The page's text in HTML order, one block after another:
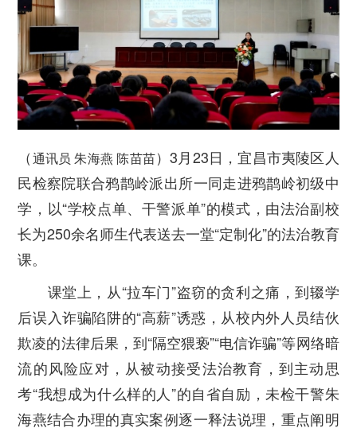
（通讯员 朱海燕 陈苗苗）3月23日，宜昌市夷陵区人
民检察院联合鸦鹊岭派出所一同走进鸦鹊岭初级中
学，以“学校点单、干警派单”的模式，由法治副校
长为250余名师生代表送去一堂“定制化”的法治教育
课。
课堂上，从“拉车门”盗窃的贪利之痛，到辍学
后误入诈骗陷阱的“高薪”诱惑，从校内外人员结伙
欺凌的法律后果，到“隔空猥亵”“电信诈骗”等网络暗
流的风险应对，从被动接受法治教育，到主动思
考“我想成为什么样的人”的自省自励，未检干警朱
海燕结合办理的真实案例逐一释法说理，重点阐明